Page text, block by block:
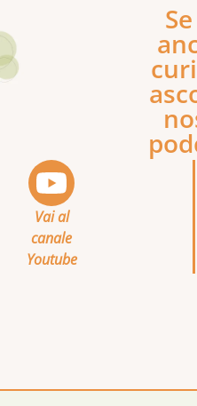
Vai al
canale
Youtube